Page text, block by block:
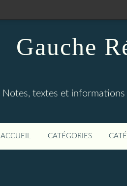
Gauche
Notes, textes et informations
ACCUEIL CATÉGORIES